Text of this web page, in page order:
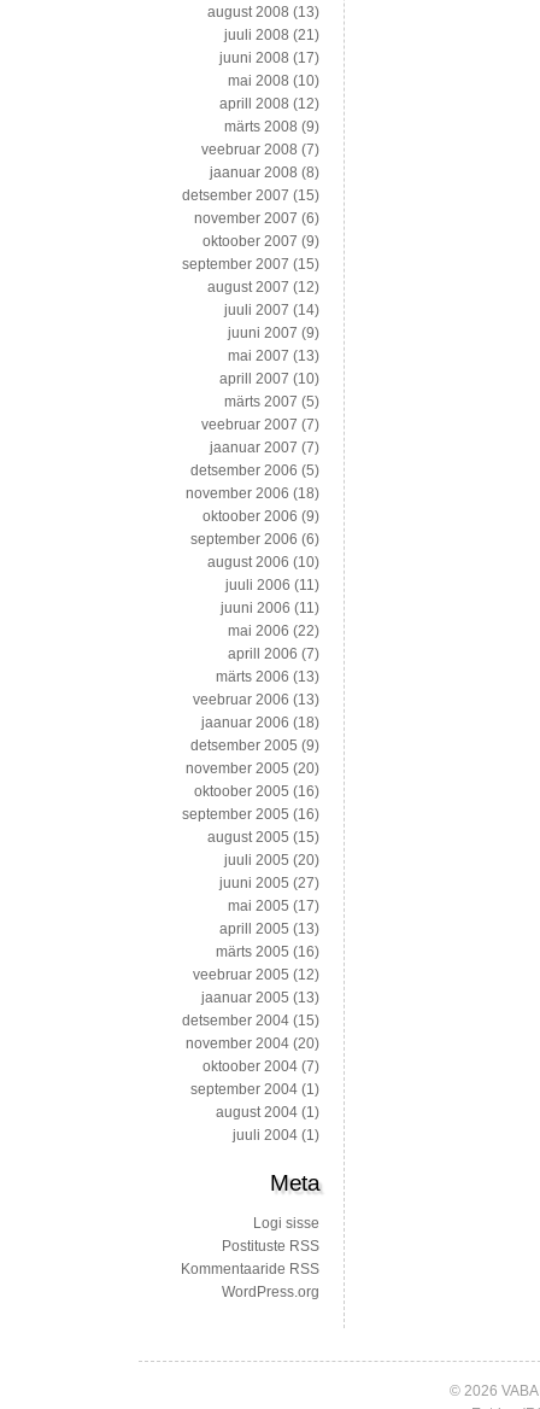
august 2008 (13)
juuli 2008 (21)
juuni 2008 (17)
mai 2008 (10)
aprill 2008 (12)
märts 2008 (9)
veebruar 2008 (7)
jaanuar 2008 (8)
detsember 2007 (15)
november 2007 (6)
oktoober 2007 (9)
september 2007 (15)
august 2007 (12)
juuli 2007 (14)
juuni 2007 (9)
mai 2007 (13)
aprill 2007 (10)
märts 2007 (5)
veebruar 2007 (7)
jaanuar 2007 (7)
detsember 2006 (5)
november 2006 (18)
oktoober 2006 (9)
september 2006 (6)
august 2006 (10)
juuli 2006 (11)
juuni 2006 (11)
mai 2006 (22)
aprill 2006 (7)
märts 2006 (13)
veebruar 2006 (13)
jaanuar 2006 (18)
detsember 2005 (9)
november 2005 (20)
oktoober 2005 (16)
september 2005 (16)
august 2005 (15)
juuli 2005 (20)
juuni 2005 (27)
mai 2005 (17)
aprill 2005 (13)
märts 2005 (16)
veebruar 2005 (12)
jaanuar 2005 (13)
detsember 2004 (15)
november 2004 (20)
oktoober 2004 (7)
september 2004 (1)
august 2004 (1)
juuli 2004 (1)
Meta
Logi sisse
Postituste RSS
Kommentaaride RSS
WordPress.org
© 2026